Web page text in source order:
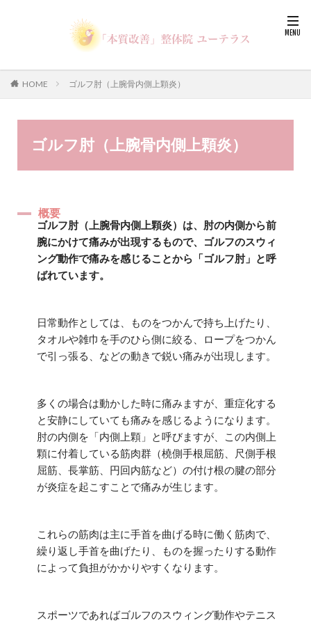
HOME ゴルフ肘（上腕骨内側上顆炎）
ゴルフ肘（上腕骨内側上顆炎）
概要
ゴルフ肘（上腕骨内側上顆炎）は、肘の内側から前
腕にかけて痛みが出現するもので、ゴルフのスウィ
ング動作で痛みを感じることから「ゴルフ肘」と呼
ばれています。
日常動作としては、ものをつかんで持ち上げたり、
タオルや雑巾を手のひら側に絞る、ロープをつかん
で引っ張る、などの動きで鋭い痛みが出現します。
多くの場合は動かした時に痛みますが、重症化する
と安静にしていても痛みを感じるようになります。
肘の内側を「内側上顆」と呼びますが、この内側上
顆に付着している筋肉群（橈側手根屈筋、尺側手根
屈筋、長掌筋、円回内筋など）の付け根の腱の部分
が炎症を起こすことで痛みが生じます。
これらの筋肉は主に手首を曲げる時に働く筋肉で、
繰り返し手首を曲げたり、ものを握ったりする動作
によって負担がかかりやすくなります。
スポーツであればゴルフのスウィング動作やテニス